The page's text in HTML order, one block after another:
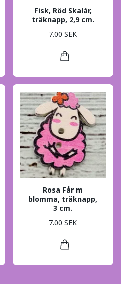
Fisk, Röd Skalár,
träknapp, 2,9 cm.
7.00 SEK
Rosa Får m
blomma, träknapp,
3 cm.
7.00 SEK